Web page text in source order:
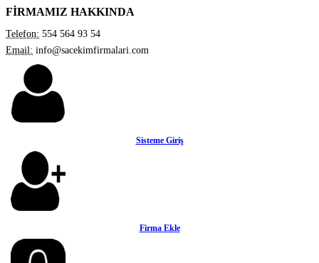
FİRMAMIZ HAKKINDA
Telefon: 554 564 93 54
Email: info@sacekimfirmalari.com
Sisteme Giriş
Firma Ekle